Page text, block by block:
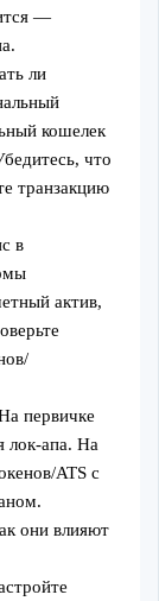
—
ли
кошелек
что
транзакцию
в
актив,
первичке
лок-апа. На
ATS с
они влияют